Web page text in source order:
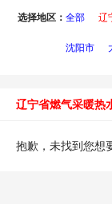
选择地区： 全部 辽
沈阳市
辽宁省燃气采暖热
抱歉，未找到您想